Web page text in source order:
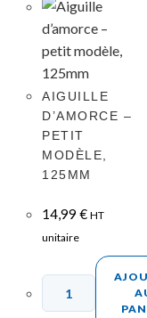
AIGUILLE
D’AMORCE –
PETIT
MODÈLE,
125MM
14,99€ HT
unitaire